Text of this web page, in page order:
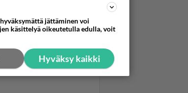
jättäminen voi
käsittelyä oikeutetulla edulla, voit
Hyväksy kaikki